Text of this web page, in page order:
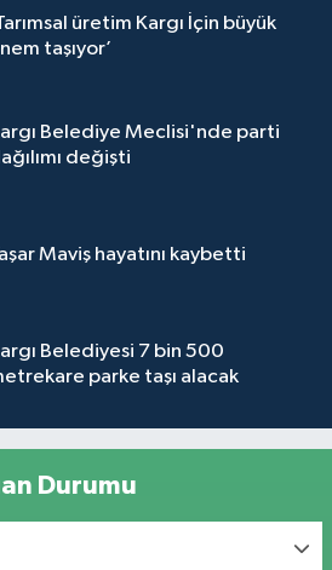
üretim Kargı İçin büyük
taşıyor’
Belediye Meclisi'nde parti
değişti
Maviş hayatını kaybetti
Belediyesi 7 bin 500
parke taşı alacak
Durumu